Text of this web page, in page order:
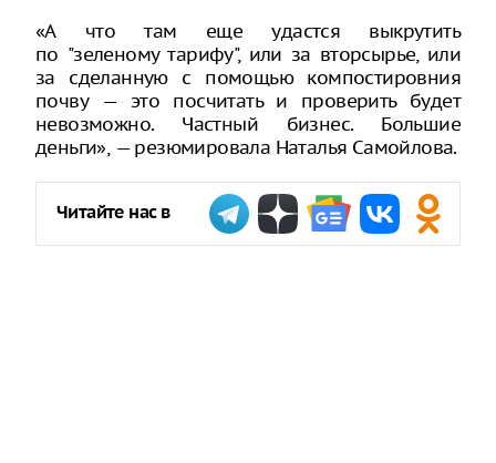
«А что там еще удастся выкрутить
по "зеленому тарифу", или за вторсырье, или
за сделанную с помощью компостировния
почву — это посчитать и проверить будет
невозможно. Частный бизнес. Большие
деньги», — резюмировала Наталья Самойлова.
Читайте нас в